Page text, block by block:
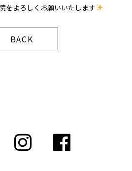
をよろしくお願いいたします
BACK